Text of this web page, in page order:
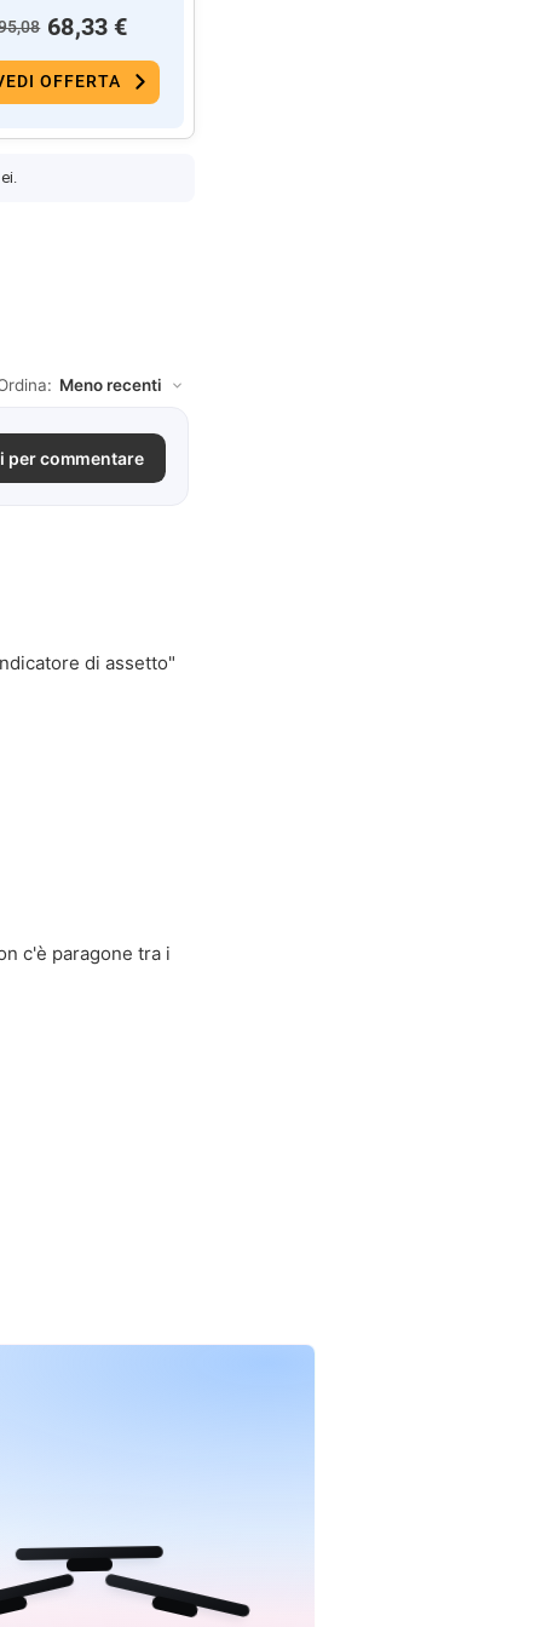
68,33 €
OFFERTA
per commentare
di assetto"
c'è paragone tra i